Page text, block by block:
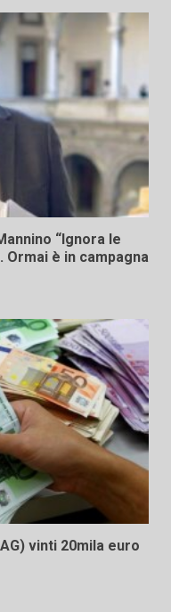
“Ignora le
è in campagna
vinti 20mila euro